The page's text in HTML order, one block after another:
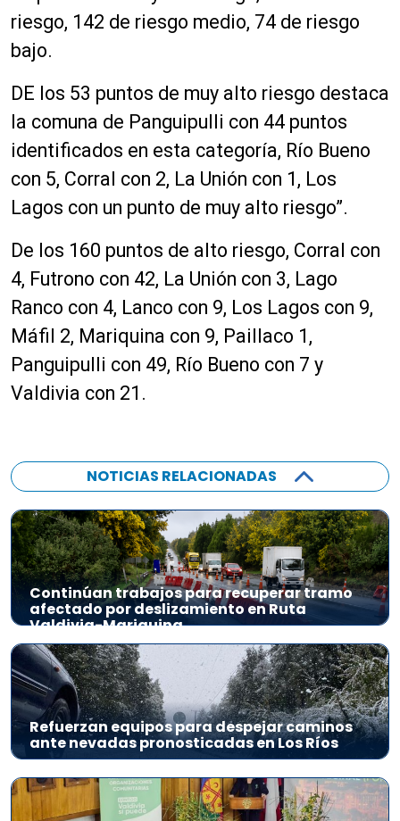
riesgo, 142 de riesgo medio, 74 de riesgo
bajo.
DE los 53 puntos de muy alto riesgo destaca
la comuna de Panguipulli con 44 puntos
identificados en esta categoría, Río Bueno
con 5, Corral con 2, La Unión con 1, Los
Lagos con un punto de muy alto riesgo”.
De los 160 puntos de alto riesgo, Corral con
4, Futrono con 42, La Unión con 3, Lago
Ranco con 4, Lanco con 9, Los Lagos con 9,
Máfil 2, Mariquina con 9, Paillaco 1,
Panguipulli con 49, Río Bueno con 7 y
Valdivia con 21.
NOTICIAS RELACIONADAS
Continúan trabajos para recuperar tramo
afectado por deslizamiento en Ruta
Valdivia-Mariquina
Refuerzan equipos para despejar caminos
ante nevadas pronosticadas en Los Ríos